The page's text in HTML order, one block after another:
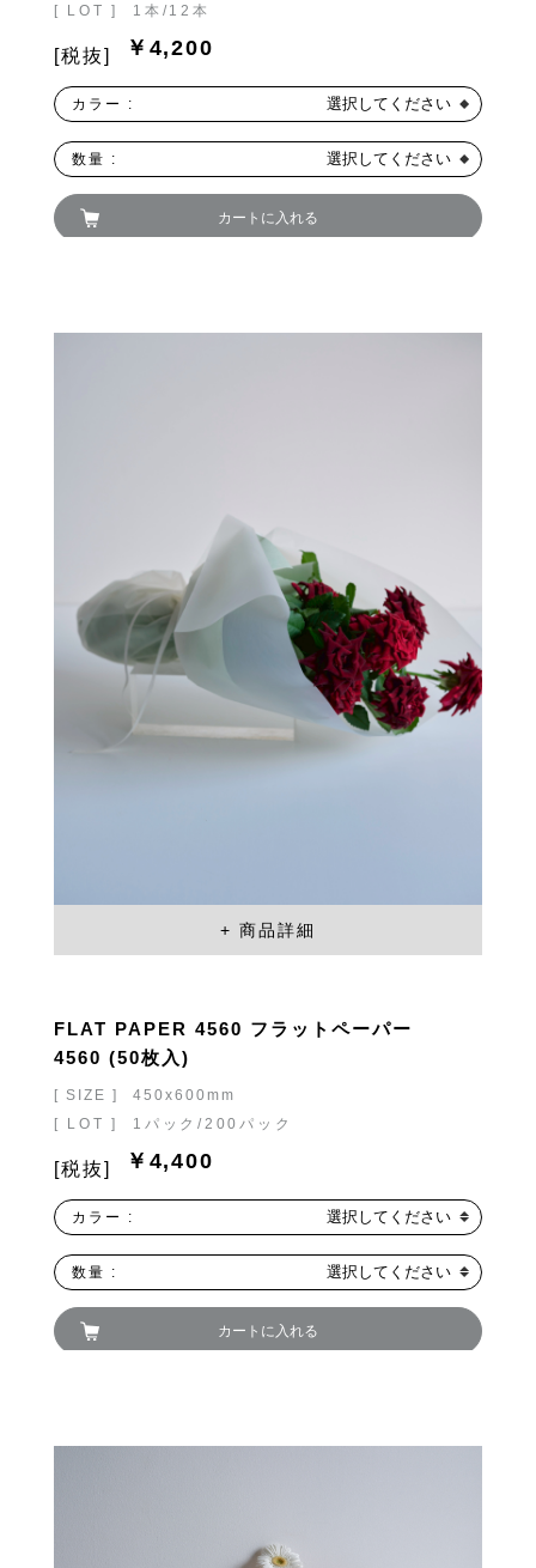
[ LOT ]
1本/12本
￥4,200
[税抜]
カラー : 選択してください
数量 : 選択してください
カートに入れる
FLAT PAPER 4560 フラットペーパー
4560 (50枚入)
[ SIZE ]
450x600mm
[ LOT ]
1パック/200パック
￥4,400
[税抜]
カラー : 選択してください
数量 : 選択してください
カートに入れる